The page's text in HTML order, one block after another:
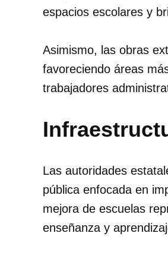
espacios escolares y
Asimismo, las obras
favoreciendo áreas
trabajadores
Las autoridades
pública enfocada en
mejora de escuelas
enseñanza y